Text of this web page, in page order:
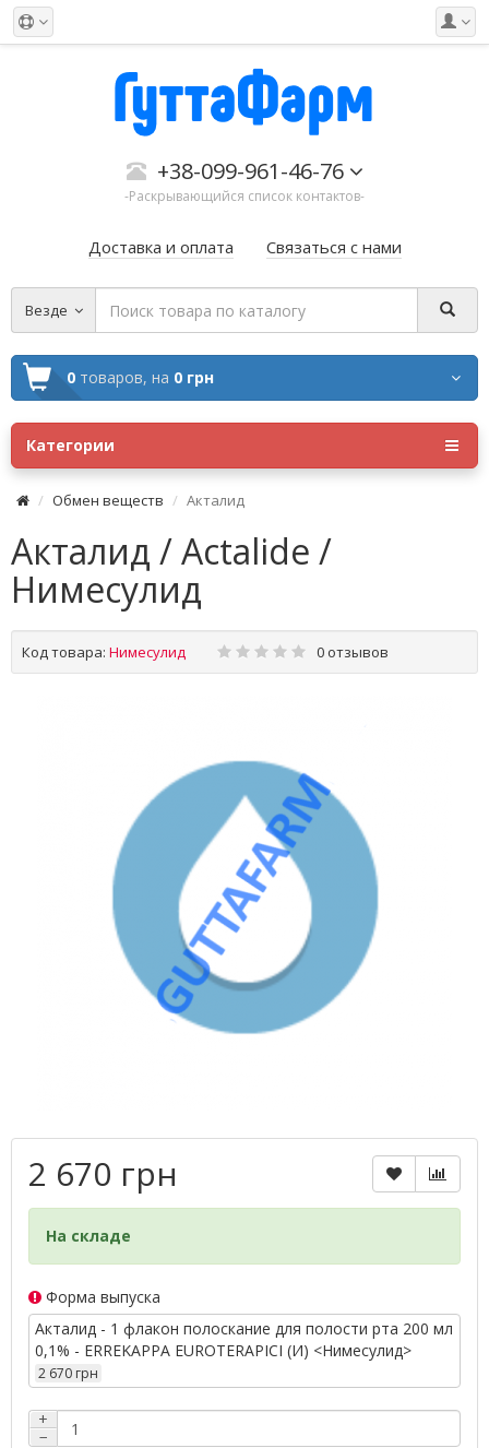
+38-099-961-46-76
-Раскрывающийся список контактов-
Доставка и оплата Связаться с нами
Везде
0 товаров, на 0 грн
Категории
Обмен веществ Акталид
Акталид / Actalide /
Нимесулид
Код товара: Нимесулид 0 отзывов
2 670 грн
На складе
Форма выпуска
Акталид - 1 флакон полоскание для полости рта 200 мл
0,1% - ERREKAPPA EUROTERAPICI (И) <Нимесулид>
2 670 грн
+
−